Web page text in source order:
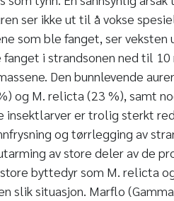
ser ikke ut til å vokse
som ble fanget, ser
fanget i strandsonen ned til
Den bunnlevende
og M. relicta (23 %), samt
insektlarver er trolig sterkt
og tørrlegging av
av store deler av de
byttedyr som M. relicta
slik situasjon. Marflo